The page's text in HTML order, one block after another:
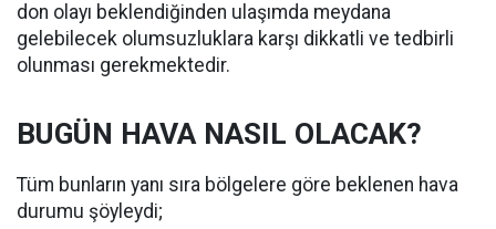
don olayı beklendiğinden ulaşımda meydana
gelebilecek olumsuzluklara karşı dikkatli ve tedbirli
olunması gerekmektedir.
BUGÜN HAVA NASIL OLACAK?
Tüm bunların yanı sıra bölgelere göre beklenen hava
durumu şöyleydi;